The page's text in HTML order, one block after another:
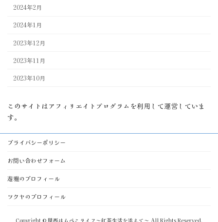
2024年2月
2024年1月
2023年12月
2023年11月
2023年10月
このサイトはアフィリエイトプログラムを利用して運営していま
す。
プライバシーポリシー
お問い合わせフォーム
遊雅のプロフィール
ツクヤのプロフィール
Copyright © 関西はらぺこライフ～紅茶生活を添えて～ All Rights Reserved.